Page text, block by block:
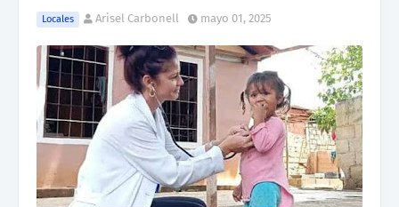
Locales Arisel Carbonell mayo 01, 2025